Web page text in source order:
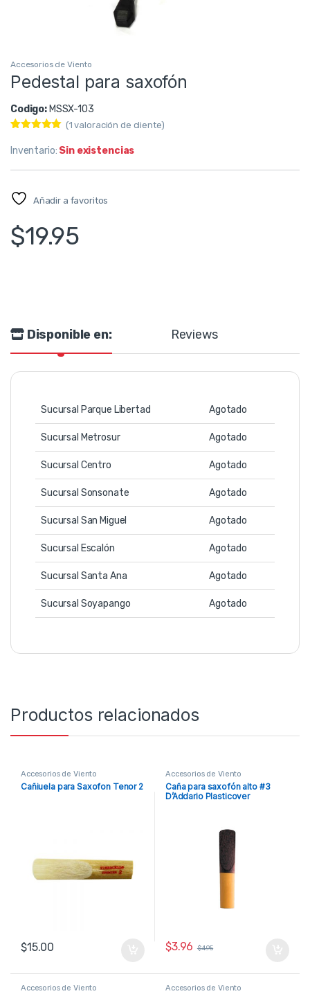
Accesorios de Viento
Pedestal para saxofón
Codigo: MSSX-103
5.00de 5
(1 valoración de cliente)
Inventario: Sin existencias
Añadir a favoritos
$19.95
Disponible en: Reviews
Sucursal Parque Libertad Agotado
Sucursal Metrosur Agotado
Sucursal Centro Agotado
Sucursal Sonsonate Agotado
Sucursal San Miguel Agotado
Sucursal Escalón Agotado
Sucursal Santa Ana Agotado
Sucursal Soyapango Agotado
Productos relacionados
Accesorios de Viento
Cañiuela para Saxofon Tenor 2
$15.00
Accesorios de Viento
Caña para saxofón alto #3
D’Addario Plasticover
$3.96 $4.95
Accesorios de Viento Accesorios de Viento